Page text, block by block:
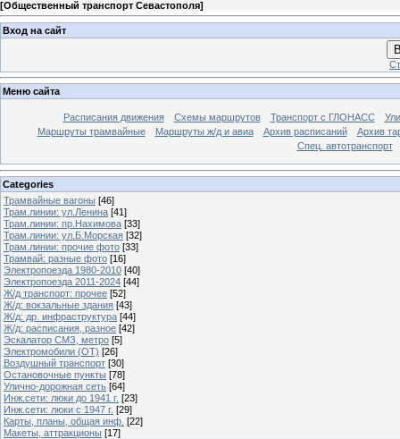
[Общественный транспорт Севастополя]
Вход на сайт
Меню сайта
Расписания движения Схемы маршрутов Транспорт с ГЛОНАСС
Маршруты трамвайные
Маршруты ж/д и авиа Архив расписаний
Архив
Спец. автотранспорт
Categories
Трамвайные вагоны [46]
Трам.линии: ул.Ленина [41]
Трам.линии: пр.Нахимова [33]
Трам.линии: ул.Б.Морская [32]
Трам.линии: прочие фото [33]
Трамвай: разные фото [16]
Электропоезда 1980-2010 [40]
Электропоезда 2011-2024 [44]
Ж/д транспорт: прочее [52]
Ж/д: вокзальные здания [43]
Ж/д: др. инфраструктура [44]
Ж/д: расписания, разное [42]
Эскалатор СМЗ, метро [5]
Электромобили (ОТ) [26]
Воздушный транспорт [30]
Остановочные пункты [78]
Улично-дорожная сеть [64]
Инж.сети: люки до 1941 г. [23]
Инж.сети: люки с 1947 г. [29]
Карты, планы, общая инф. [22]
Макеты, аттракционы [17]